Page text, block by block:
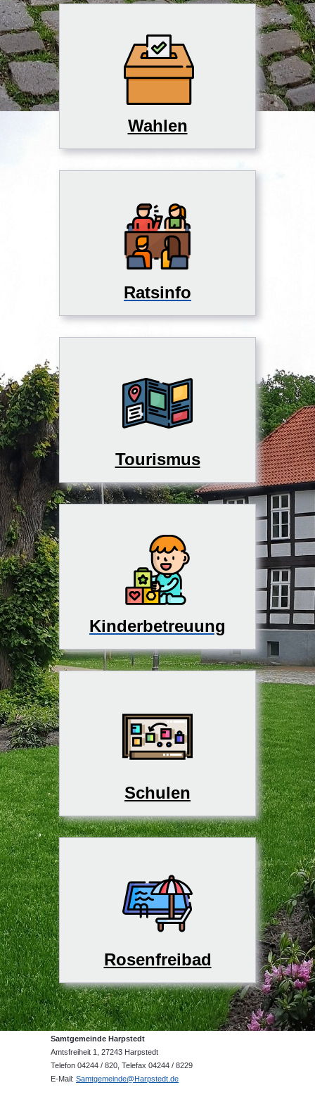
Wahlen
Ratsinfo
Tourismus
Kinderbetreuung
Schulen
Rosenfreibad
Samtgemeinde Harpstedt
Amtsfreiheit 1, 27243 Harpstedt
Telefon 04244 / 820, Telefax 04244 / 8229
E-Mail: Samtgemeinde@Harpstedt.de